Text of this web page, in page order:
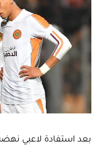
بعد استفادة لاعبي